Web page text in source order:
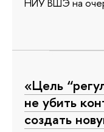
НИУ ВШЭ на
«Цель
не убить
создать